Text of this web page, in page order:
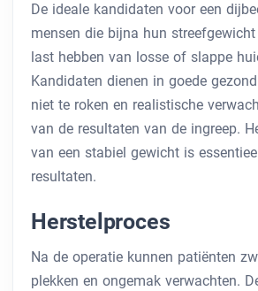
De ideale kandidaten voor een
mensen die bijna hun
last hebben van losse of slappe
Kandidaten dienen in goede
niet te roken en realistische
van de resultaten van de ingreep.
van een stabiel gewicht is
resultaten.
Herstelproces
Na de operatie kunnen patiënten
plekken en ongemak verwachten.